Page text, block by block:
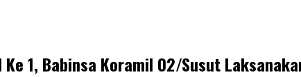
1, Babinsa Koramil 02/Susut